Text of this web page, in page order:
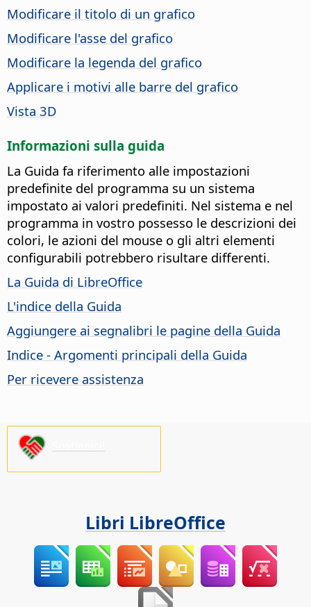
Modificare il titolo di un grafico
Modificare l'asse del grafico
Modificare la legenda del grafico
Applicare i motivi alle barre del grafico
Vista 3D
Informazioni sulla guida
La Guida fa riferimento alle impostazioni
predefinite del programma su un sistema
impostato ai valori predefiniti. Nel sistema e nel
programma in vostro possesso le descrizioni dei
colori, le azioni del mouse o gli altri elementi
configurabili potrebbero risultare differenti.
La Guida di LibreOffice
L'indice della Guida
Aggiungere ai segnalibri le pagine della Guida
Indice - Argomenti principali della Guida
Per ricevere assistenza
Libri LibreOffice